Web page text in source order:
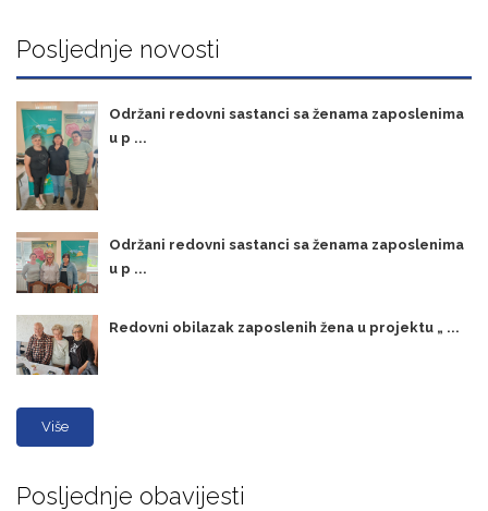
Posljednje novosti
Održani redovni sastanci sa ženama zaposlenima
u p ...
Održani redovni sastanci sa ženama zaposlenima
u p ...
Redovni obilazak zaposlenih žena u projektu „ ...
Više
Posljednje obavijesti